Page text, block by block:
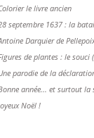
le livre ancien
septembre 1637 : la
Darquier de
de plantes : le
parodie de la
année... et surtout la
Noël !